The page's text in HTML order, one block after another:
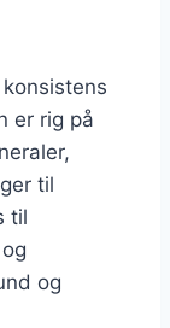
er rig på
til
til
og